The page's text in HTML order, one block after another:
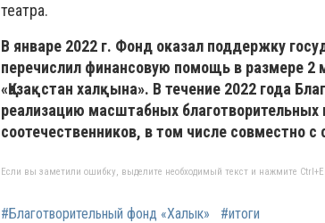
театра.
В январе 2022 г. Фонд оказал поддержку
перечислил финансовую помощь в размере
«Қазақстан халқына». В течение 2022 года
реализацию масштабных
соотечественников, в том числе совместно
Если вы заметили ошибку, выделите необходимый текст и нажмите
#Благотворительный фонд «Халык» #итоги